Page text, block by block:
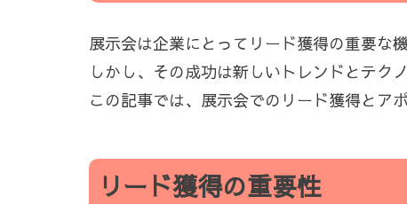
展示会は企業にとってリード獲得の重要な
しかし、その成功は新しいトレンドとテク
この記事では、展示会でのリード獲得とア
リード獲得の重要性